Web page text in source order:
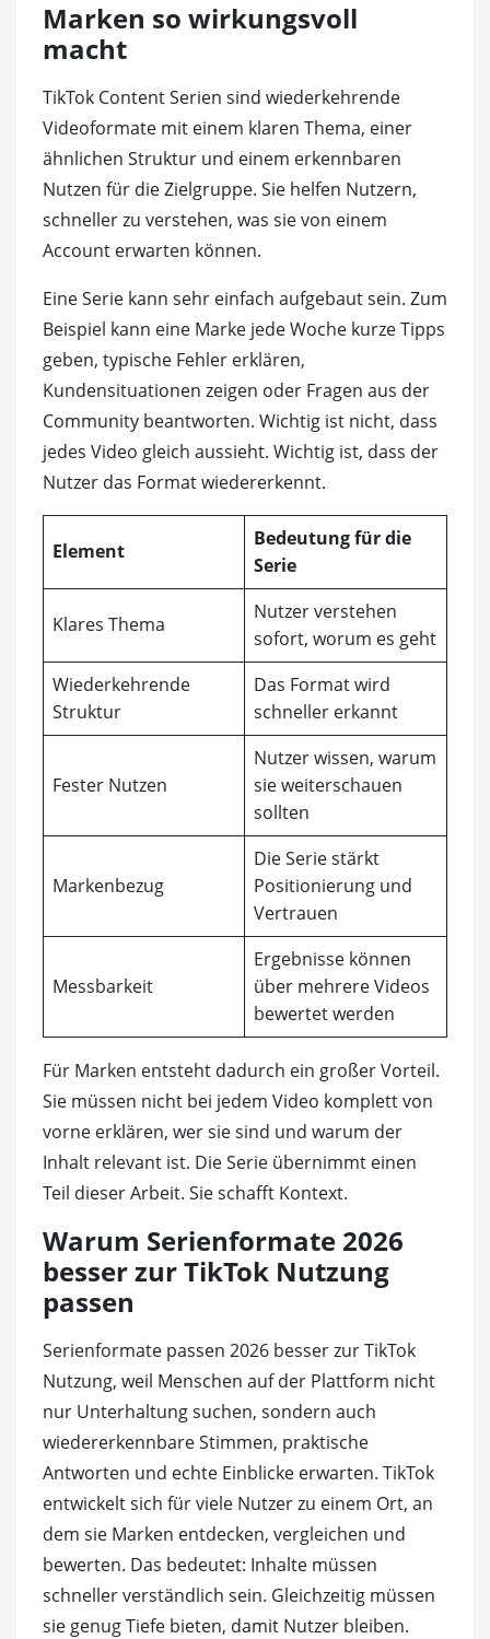
Marken so wirkungsvoll
macht
TikTok Content Serien sind wiederkehrende
Videoformate mit einem klaren Thema, einer
ähnlichen Struktur und einem erkennbaren
Nutzen für die Zielgruppe. Sie helfen Nutzern,
schneller zu verstehen, was sie von einem
Account erwarten können.
Eine Serie kann sehr einfach aufgebaut sein. Zum
Beispiel kann eine Marke jede Woche kurze Tipps
geben, typische Fehler erklären,
Kundensituationen zeigen oder Fragen aus der
Community beantworten. Wichtig ist nicht, dass
jedes Video gleich aussieht. Wichtig ist, dass der
Nutzer das Format wiedererkennt.
Element
Bedeutung für die
Serie
Klares Thema
Nutzer verstehen
sofort, worum es geht
Wiederkehrende
Struktur
Das Format wird
schneller erkannt
Fester Nutzen
Nutzer wissen, warum
sie weiterschauen
sollten
Markenbezug
Die Serie stärkt
Positionierung und
Vertrauen
Messbarkeit
Ergebnisse können
über mehrere Videos
bewertet werden
Für Marken entsteht dadurch ein großer Vorteil.
Sie müssen nicht bei jedem Video komplett von
vorne erklären, wer sie sind und warum der
Inhalt relevant ist. Die Serie übernimmt einen
Teil dieser Arbeit. Sie schafft Kontext.
Warum Serienformate 2026
besser zur TikTok Nutzung
passen
Serienformate passen 2026 besser zur TikTok
Nutzung, weil Menschen auf der Plattform nicht
nur Unterhaltung suchen, sondern auch
wiedererkennbare Stimmen, praktische
Antworten und echte Einblicke erwarten. TikTok
entwickelt sich für viele Nutzer zu einem Ort, an
dem sie Marken entdecken, vergleichen und
bewerten. Das bedeutet: Inhalte müssen
schneller verständlich sein. Gleichzeitig müssen
sie genug Tiefe bieten, damit Nutzer bleiben.